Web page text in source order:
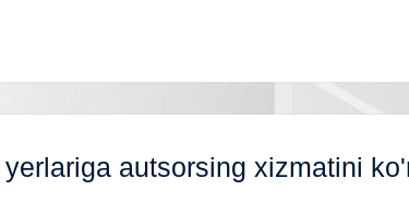
autsorsing xizmatini